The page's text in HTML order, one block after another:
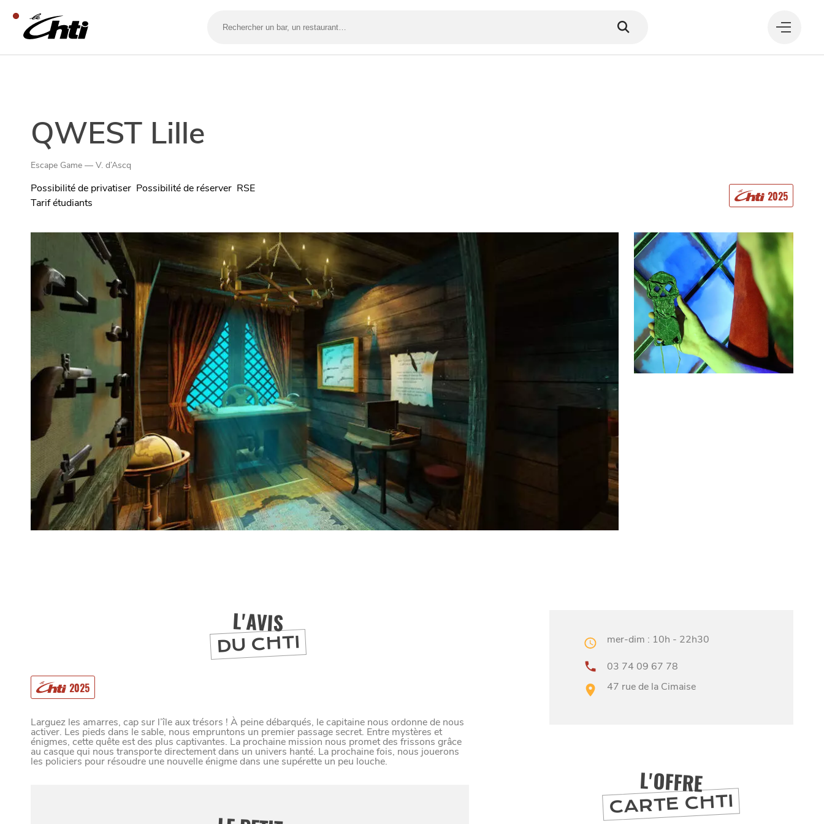
bar,
restaurant…
QWEST Lille
Escape Game — V. d’Ascq
Possibilité de privatiser Possibilité de réserver RSE
Tarif étudiants
2025
L'AVIS
DU CHTI
2025
Larguez les amarres, cap sur l’île aux trésors ! À peine débarqués, le capitaine nous ordonne de nous
activer. Les pieds dans le sable, nous empruntons un premier passage secret. Entre mystères et
énigmes, cette quête est des plus captivantes. La prochaine mission nous promet des frissons grâce
au casque qui nous transporte directement dans un univers hanté. La prochaine fois, nous jouerons
les policiers pour résoudre une nouvelle énigme dans une supérette un peu louche.
mer-dim : 10h - 22h30
03 74 09 67 78
47 rue de la Cimaise
L'OFFRE
CARTE CHTI
SORTIR VIVRE